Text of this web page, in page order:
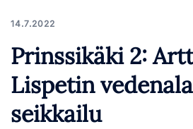
14.7.2022
Prinssikäki 2:
Lispetin
seikkailu